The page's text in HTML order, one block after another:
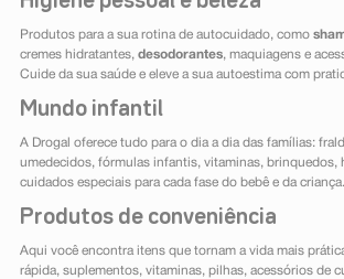
Produtos para a sua rotina de autocuidado, como
cremes hidratantes, desodorantes, maquiagens e
Cuide da sua saúde e eleve a sua autoestima com
Mundo infantil
A Drogal oferece tudo para o dia a dia das famílias:
umedecidos, fórmulas infantis, vitaminas, brinquedos,
cuidados especiais para cada fase do bebê e da criança.
Produtos de conveniência
Aqui você encontra itens que tornam a vida mais
rápida, suplementos, vitaminas, pilhas, acessórios de